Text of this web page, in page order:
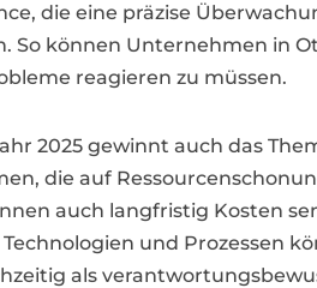
die eine präzise
So können Unternehmen in
reagieren zu müssen.
2025 gewinnt auch das
die auf
auch langfristig Kosten
und Prozessen
als